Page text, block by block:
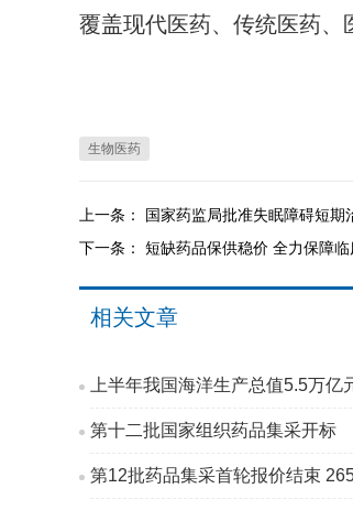
覆盖现代医药、传统医药、
生物医药
上一条： 国家药监局批准失眠障碍短期
下一条： 短缺药品保供稳价 全力保障
相关文章
上半年我国海洋生产总值5.5万亿
第十二批国家组织药品集采开标
第12批药品集采首轮报价结束